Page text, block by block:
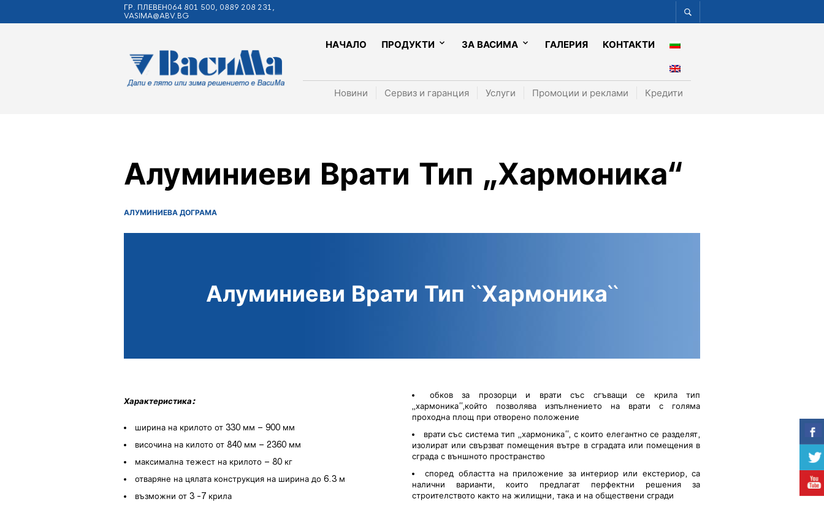
ГР. ПЛЕВЕН064 801 500, 0889 208 231,
VASIMA@ABV.BG
НАЧАЛО ПРОДУКТИ ЗА ВАСИМА ГАЛЕРИЯ КОНТАКТИ
Новини Сервиз и гаранция Услуги Промоции и реклами Кредити
Алуминиеви Врати Тип „Хармоника“
АЛУМИНИЕВА ДОГРАМА
Алуминиеви Врати Тип ``Хармоника``
Характеристика:
ширина на крилото от 330 мм – 900 мм
височина на килото от 840 мм – 2360 мм
максимална тежест на крилото – 80 кг
отваряне на цялата конструкция на ширина до 6.3 м
възможни от 3 -7 крила
обков за прозорци и врати със сгъващи се крила тип
„хармоника“,който позволява изпълнението на врати с голяма
проходна площ при отворено положение
врати със система тип „хармоника“, с които елегантно се разделят,
изолират или свързват помещения вътре в сградата или помещения в
сграда с външното пространство
според областта на приложение за интериор или екстериор, са
налични варианти, които предлагат перфектни решения за
строителството както на жилищни, така и на обществени сгради